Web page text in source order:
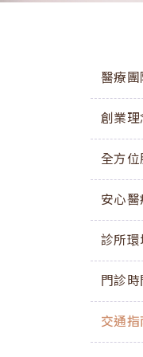
醫療團
創業理
全方
安心醫
診所環
門診時
交通指